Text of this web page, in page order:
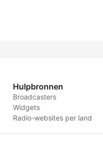
Hulpbronnen
Broadcasters
Widgets
Radio-websites per land